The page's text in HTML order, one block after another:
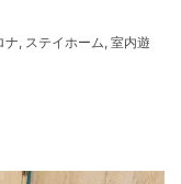
ナ, ステイホーム, 室内遊